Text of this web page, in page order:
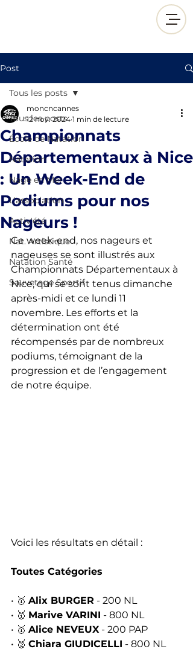
Post
Tous les posts
École de Natation
Natation
Nage en Mer
L'association
Activ'été
Nat. Artistique
Natation Santé
Sauvetage Sportif
Tous les posts
Championnats
Départementaux à Nice
: Un Week-End de
Podiums pour nos
Nageurs !
moncncannes
12 nov. 2024 1 min de lecture
Ce week-end, nos nageurs et
nageuses se sont illustrés aux
Championnats Départementaux à
Nice, qui se sont tenus dimanche
après-midi et ce lundi 11
novembre. Les efforts et la
détermination ont été
récompensés par de nombreux
podiums, témoignant de la
progression et de l’engagement
de notre équipe.
Voici les résultats en détail :
Toutes Catégories
• 🥇 Alix BURGER - 200 NL
• 🥇 Marive VARINI - 800 NL
• 🥇 Alice NEVEUX - 200 PAP
• 🥈 Chiara GIUDICELLI - 800 NL